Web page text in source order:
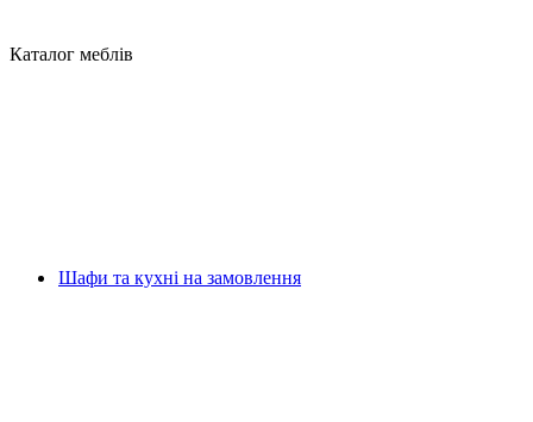
Каталог меблів
Шафи та кухні на замовлення